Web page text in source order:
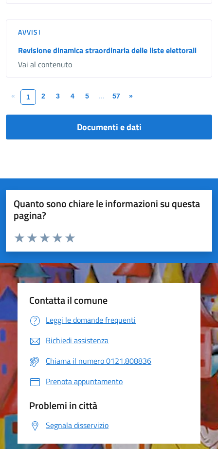
AVVISI
Revisione dinamica straordinaria delle liste elettorali
Vai al contenuto
« 1 2 3 4 5 ... 57 »
Documenti e dati
Quanto sono chiare le informazioni su questa
pagina?
Valuta da 1 a 5 stelle la pagina
Valuta 5 stelle su 5
Valuta 4 stelle su 5
Valuta 3 stelle su 5
Valuta 2 stelle su 5
Valuta 1 stelle su 5
Contatta il comune
Leggi le domande frequenti
Richiedi assistenza
Chiama il numero 0121.808836
Prenota appuntamento
Problemi in città
Segnala disservizio